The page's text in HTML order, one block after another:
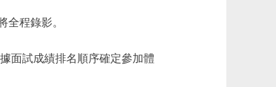
程錄影。
面試成績排名順序確定參加體